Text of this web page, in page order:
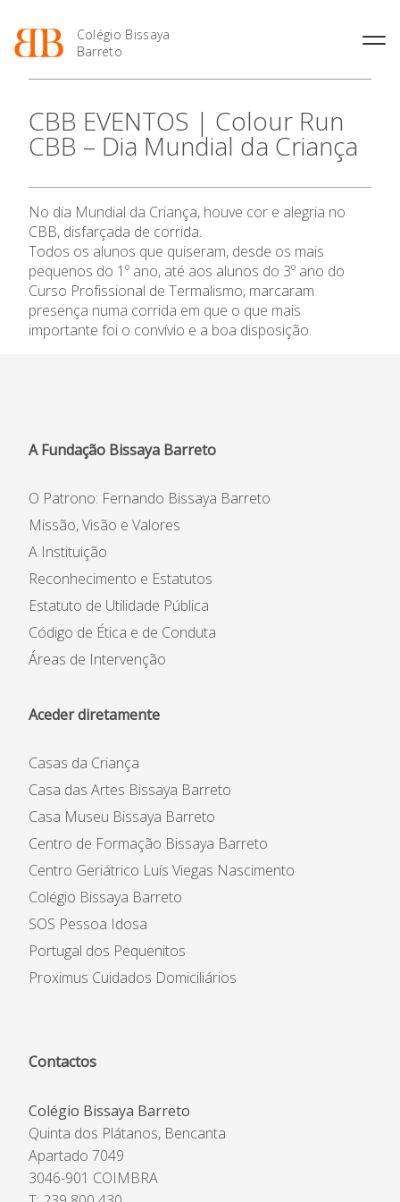
Colégio Bissaya
Barreto
O Colégio
Projeto Educativo
Organização
Colaboradores Não
Docentes
Instalações
Ofertas de emprego
Regulamentos
Jornal “O Coreto”
Oferta Formativa
Enriquecimento Curricular
Oferta Curricular
Sala de Estudo
Atividades de Interrupção
Letiva
Academia de LínguasEnsino Profissional
Profissionais
Matrículas
Termalismo
Curso de Técnico/a de Apoio
à Família e à Comunidade
Ofertas de Emprego
Ano Letivo
2027
Calendários
de Educação
SIGE
Secretariado de Exames
APEE
Notícias
CBB EVENTOS | Colour Run
CBB – Dia Mundial da Criança
No dia Mundial da Criança, houve cor e alegria no
CBB, disfarçada de corrida.
Todos os alunos que quiseram, desde os mais
pequenos do 1º ano, até aos alunos do 3º ano do
Curso Profissional de Termalismo, marcaram
presença numa corrida em que o que mais
importante foi o convívio e a boa disposição.
A Fundação Bissaya Barreto
O Patrono: Fernando Bissaya Barreto
Missão, Visão e Valores
A Instituição
Reconhecimento e Estatutos
Estatuto de Utilidade Pública
Código de Ética e de Conduta
Áreas de Intervenção
Aceder diretamente
Casas da Criança
Casa das Artes Bissaya Barreto
Casa Museu Bissaya Barreto
Centro de Formação Bissaya Barreto
Centro Geriátrico Luís Viegas Nascimento
Colégio Bissaya Barreto
SOS Pessoa Idosa
Portugal dos Pequenitos
Proximus Cuidados Domiciliários
Contactos
Colégio Bissaya Barreto
Quinta dos Plátanos, Bencanta
Apartado 7049
3046-901 COIMBRA